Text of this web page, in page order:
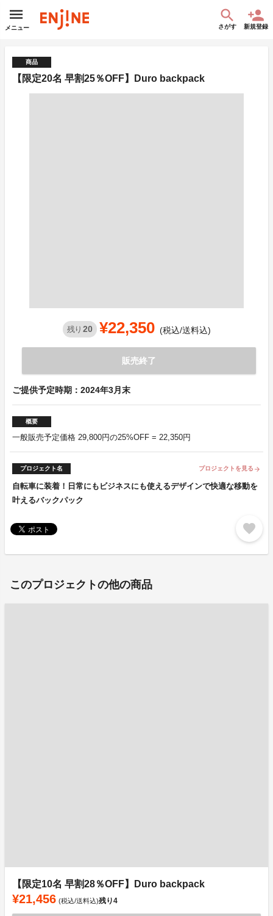
メニュー さがす 新規登録
商品
【限定20名 早割25％OFF】Duro backpack
残り 20 ¥22,350 (税込/送料込)
販売終了
ご提供予定時期：2024年3月末
概要
一般販売予定価格 29,800円の25%OFF = 22,350円
プロジェクト名 プロジェクトを見る arrow_forward
自転車に装着！日常にもビジネスにも使えるデザインで快適な移動を
叶えるバックパック
favorite
このプロジェクトの他の商品
【限定10名 早割28％OFF】Duro backpack
¥21,456 (税込/送料込)残り4